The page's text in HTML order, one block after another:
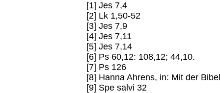
[1] Jes 7,4
[2] Lk 1,50-52
[3] Jes 7,9
[4] Jes 7,11
[5] Jes 7,14
[6] Ps 60,12: 108,12; 44,10.
[7] Ps 126
[8] Hanna Ahrens, in: Mit der
[9] Spe salvi 32